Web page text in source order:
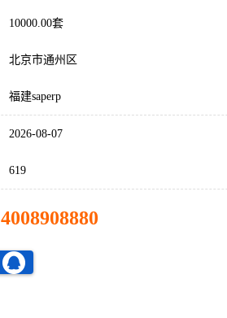
10000.00套
北京市通州区
福建saperp
2026-08-07
619
4008908880